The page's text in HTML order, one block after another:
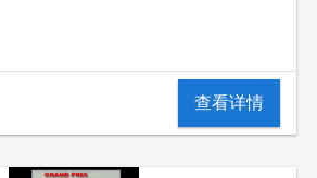
查看详情